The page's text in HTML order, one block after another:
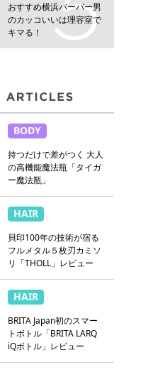
おすすめ横浜バーバー男
のカッコいいは理容室で
キマる！
BODY
持つだけで差がつく 大人
の高機能魔法瓶「タイガ
ー魔法瓶」
HAIR
貝印100年の技術が宿る
フルメタル５枚刃カミソ
リ「THOLL」レビュー
HAIR
BRITA Japan初のスマー
トボトル「BRITA LARQ
iQボトル」レビュー